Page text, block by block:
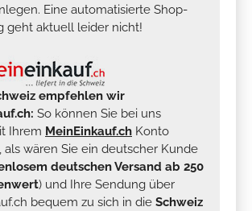
Eine automatisierte Shop-
geht aktuell leider nicht!
empfehlen wir
So können Sie bei uns
Ihrem MeinEinkauf.ch Konto
als wären Sie ein deutscher Kunde
deutschen Versand ab 250
) und Ihre Sendung über
bequem zu sich in die Schweiz